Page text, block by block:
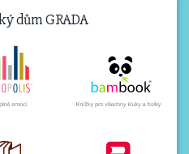
dům GRADA